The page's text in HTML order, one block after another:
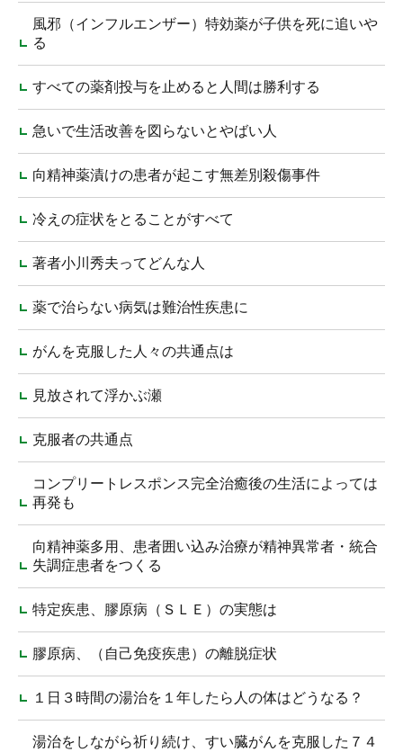
風邪（インフルエンザー）特効薬が子供を死に追いや
る
すべての薬剤投与を止めると人間は勝利する
急いで生活改善を図らないとやばい人
向精神薬漬けの患者が起こす無差別殺傷事件
冷えの症状をとることがすべて
著者小川秀夫ってどんな人
薬で治らない病気は難治性疾患に
がんを克服した人々の共通点は
見放されて浮かぶ瀬
克服者の共通点
コンプリートレスポンス完全治癒後の生活によっては
再発も
向精神薬多用、患者囲い込み治療が精神異常者・統合
失調症患者をつくる
特定疾患、膠原病（ＳＬＥ）の実態は
膠原病、（自己免疫疾患）の離脱症状
１日３時間の湯治を１年したら人の体はどうなる？
湯治をしながら祈り続け、すい臓がんを克服した７４